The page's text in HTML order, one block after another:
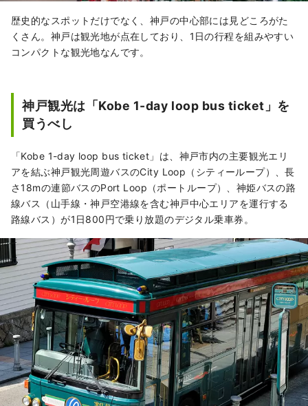
歴史的なスポットだけでなく、神戸の中心部には見どころがた
くさん。神戸は観光地が点在しており、1日の行程を組みやすい
コンパクトな観光地なんです。
神戸観光は「Kobe 1-day loop bus ticket」を
買うべし
「Kobe 1-day loop bus ticket」は、神戸市内の主要観光エリ
アを結ぶ神戸観光周遊バスのCity Loop（シティーループ）、長
さ18mの連節バスのPort Loop（ポートループ）、神姫バスの路
線バス（山手線・神戸空港線を含む神戸中心エリアを運行する
路線バス）が1日800円で乗り放題のデジタル乗車券。